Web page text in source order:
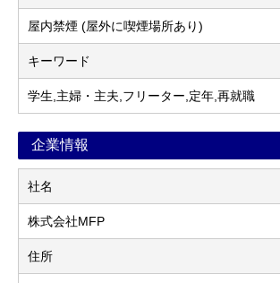
屋内禁煙 (屋外に喫煙場所あり)
キーワード
学生,主婦・主夫,フリーター,定年,再就職
企業情報
社名
株式会社MFP
住所